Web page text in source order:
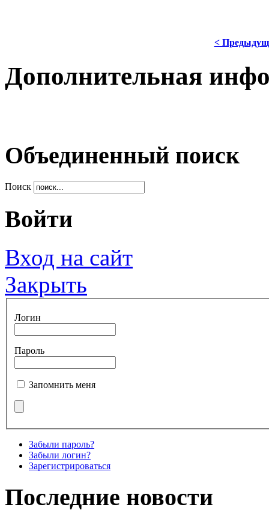
<
Дополнительная
Объединенный поиск
Поиск
Войти
Вход на сайт
Закрыть
Логин
Пароль
Запомнить меня
Забыли пароль?
Забыли логин?
Зарегистрироваться
Последние новости